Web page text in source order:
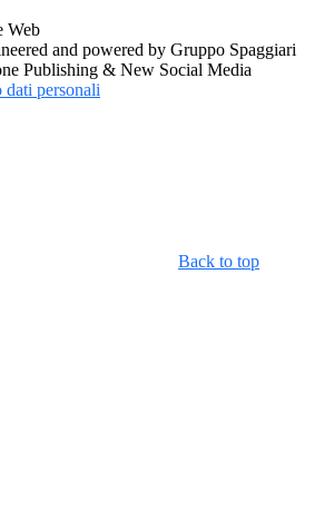
and powered by Gruppo Spaggiari
Publishing & New Social Media
dati personali
Back to top